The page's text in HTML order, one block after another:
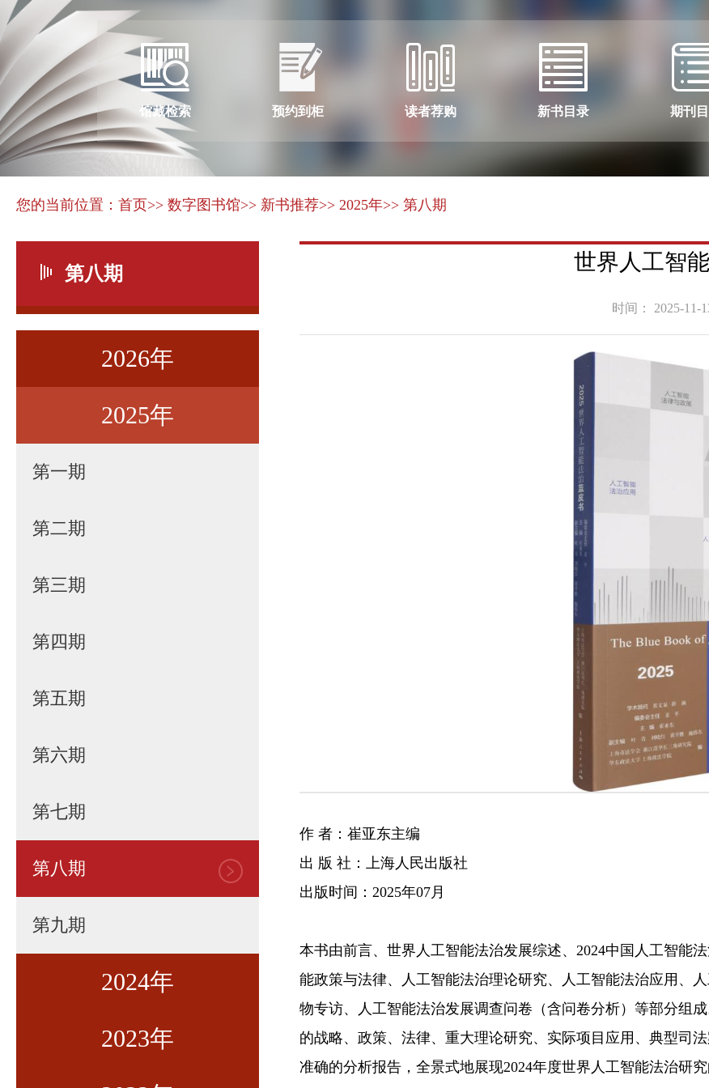
馆藏检索 预约到柜 读者荐购 新书目录 期刊
您的当前位置： 首页>> 数字图书馆>> 新书推荐>> 2025年>> 第八期
第八期
2026年
第二期
第三期
第四期
第五期
第六期
2025年
第一期
第二期
第三期
第四期
第五期
第六期
第七期
第八期
第九期
2024年
2023年
世界人工智
时间： 2025-11-
作 者：崔亚东主编
出 版 社：上海人民出版社
出版时间：2025年07月
本书由前言、世界人工智能法治发展综述、2024中国人工智能
能政策与法律、人工智能法治理论研究、人工智能法治应用、
物专访、人工智能法治发展调查问卷（含问卷分析）等部分组
的战略、政策、法律、重大理论研究、实际项目应用、典型司
准确的分析报告，全景式地展现2024年度世界人工智能法治研究